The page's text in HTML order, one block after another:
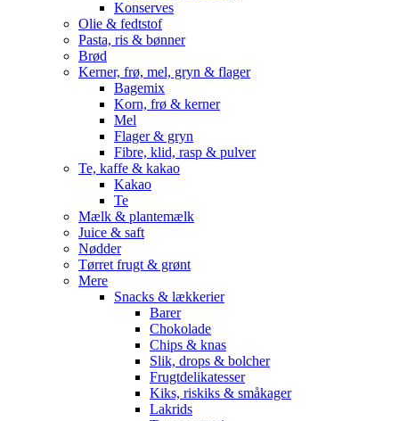
Konserves
Olie & fedtstof
Pasta, ris & bønner
Brød
Kerner, frø, mel, gryn & flager
Bagemix
Korn, frø & kerner
Mel
Flager & gryn
Fibre, klid, rasp & pulver
Te, kaffe & kakao
Kakao
Te
Mælk & plantemælk
Juice & saft
Nødder
Tørret frugt & grønt
Mere
Snacks & lækkerier
Barer
Chokolade
Chips & knas
Slik, drops & bolcher
Frugtdelikatesser
Kiks, riskiks & småkager
Lakrids